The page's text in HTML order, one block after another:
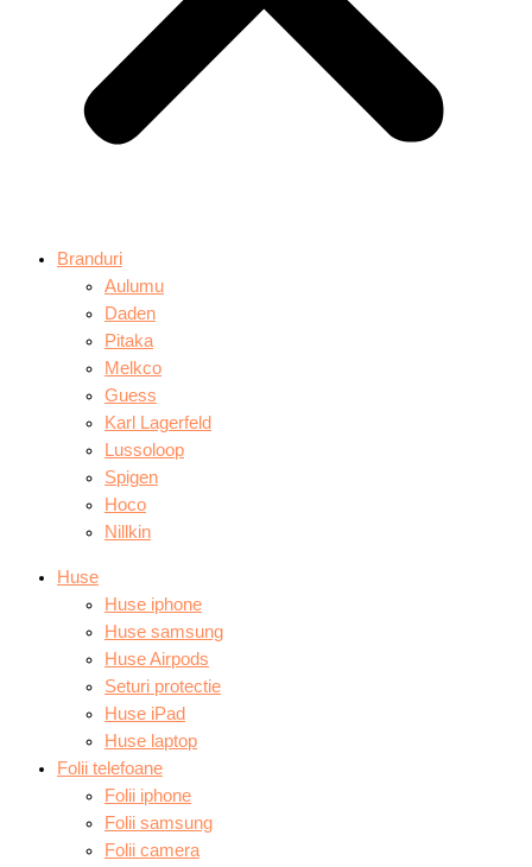
Branduri
Aulumu
Daden
Pitaka
Melkco
Guess
Karl Lagerfeld
Lussoloop
Spigen
Hoco
Nillkin
Huse
Huse iphone
Huse samsung
Huse Airpods
Seturi protectie
Huse iPad
Huse laptop
Folii telefoane
Folii iphone
Folii samsung
Folii camera